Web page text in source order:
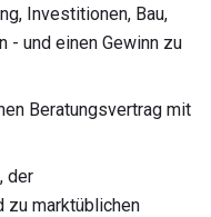
Investitionen, Bau,
- und einen Gewinn zu
Beratungsvertrag mit
der
zu marktüblichen